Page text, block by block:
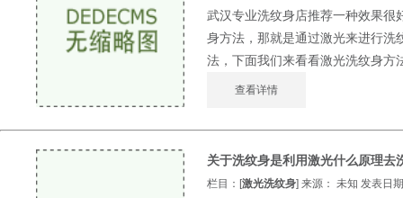
武汉专业洗纹身店推荐一种效果很
身方法，那就是通过激光来进行洗
法，下面我们来看看激光洗纹身方
查看详情
关于洗纹身是利用激光什么原理去
栏目：[激光洗纹身] 来源： 未知 发表日